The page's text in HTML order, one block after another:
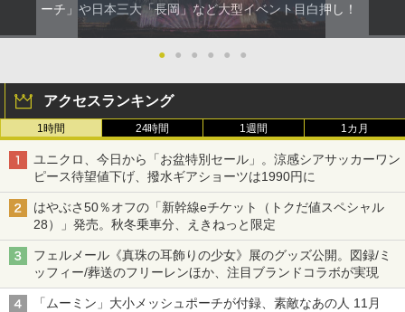
ーチ」や日本三大「長岡」など大型イベント目白押し！
● ● ● ● ● ●
アクセスランキング
1時間 24時間 1週間 1カ月
ユニクロ、今日から「お盆特別セール」。涼感シアサッカーワン
ピース待望値下げ、撥水ギアショーツは1990円に
はやぶさ50％オフの「新幹線eチケット（トクだ値スペシャル
28）」発売。秋冬乗車分、えきねっと限定
フェルメール《真珠の耳飾りの少女》展のグッズ公開。図録/ミ
ッフィー/葬送のフリーレンほか、注目ブランドコラボが実現
「ムーミン」大小メッシュポーチが付録、素敵なあの人 11月